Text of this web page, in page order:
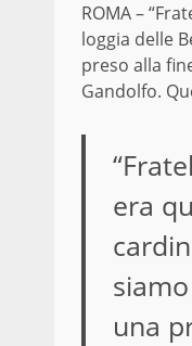
ROMA –
loggia delle
preso alla
Gandolfo.
era
una